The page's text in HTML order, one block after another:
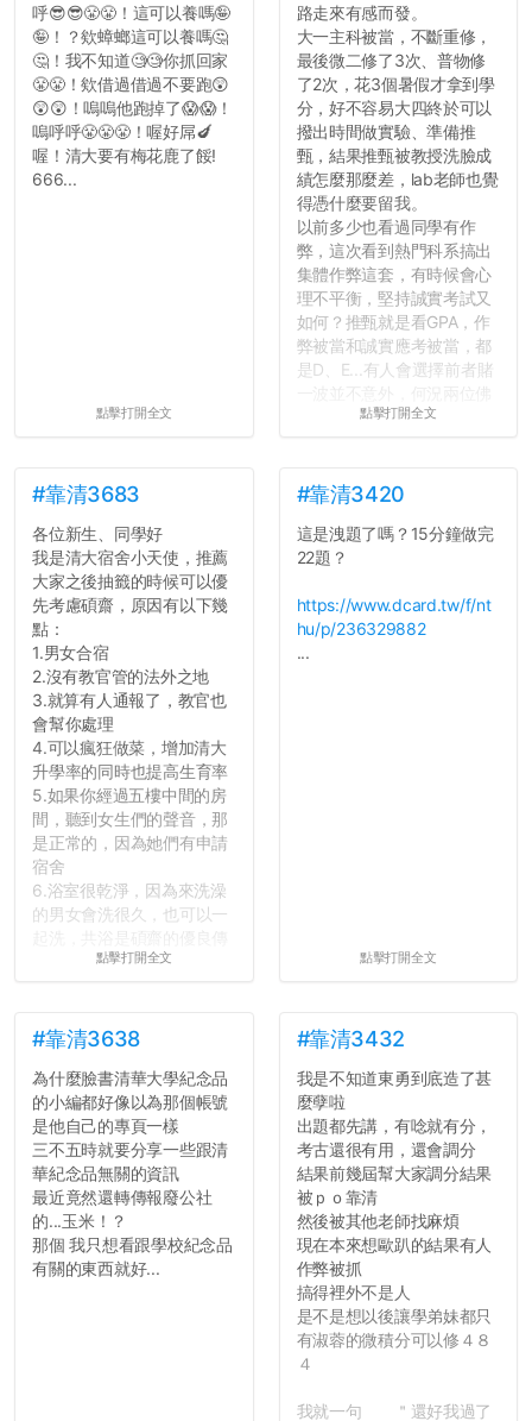
呼😎😎😤😤！這可以養嗎🤪
🤪！？欸蟑螂這可以養嗎🤔
🤔！我不知道🧐🧐你抓回家
😤😤！欸借過借過不要跑😲
😲😲！嗚嗚他跑掉了😱😱！
嗚呼呼😤😤😤！喔好屌🍆
喔！清大要有梅花鹿了餒!
666...
點擊打開全文
路走來有感而發。
大一主科被當，不斷重修，
最後微二修了3次、普物修
了2次，花3個暑假才拿到學
分，好不容易大四終於可以
撥出時間做實驗、準備推
甄，結果推甄被教授洗臉成
績怎麼那麼差，lab老師也覺
得憑什麼要留我。
以前多少也看過同學有作
弊，這次看到熱門科系搞出
集體作弊這套，有時候會心
理不平衡，堅持誠實考試又
如何？推甄就是看GPA，作
弊被當和誠實應考被當，都
是D、E...有人會選擇前者賭
心教授看起來要輕輕放下
長作弊的風氣。
反正老人我明天就要搬離新
竹，之後如何發展與我無
吧XD，祝學弟妹們修課順利
~~...
點擊打開全文
#靠清3683
各位新生、同學好
我是清大宿舍小天使，推薦
大家之後抽籤的時候可以優
先考慮碩齋，原因有以下幾
點：
1.男女合宿
2.沒有教官管的法外之地
3.就算有人通報了，教官也
會幫你處理
4.可以瘋狂做菜，增加清大
升學率的同時也提高生育率
5.如果你經過五樓中間的房
間，聽到女生們的聲音，那
是正常的，因為她們有申請
宿舍
6.浴室很乾淨，因為來洗澡
的男女會洗很久，也可以一
舍房間，都歡迎留言讓我知
道...
點擊打開全文
#靠清3420
這是洩題了嗎？15分鐘做完
22題？
https://www.dcard.tw/f/nt
hu/p/236329882
...
點擊打開全文
#靠清3638
為什麼臉書清華大學紀念品
的小編都好像以為那個帳號
是他自己的專頁一樣
三不五時就要分享一些跟清
華紀念品無關的資訊
最近竟然還轉傳報廢公社
的...玉米！？
那個 我只想看跟學校紀念品
有關的東西就好...
#靠清3432
我是不知道東勇到底造了甚
麼孽啦
出題都先講，有唸就有分，
考古還很有用，還會調分
結果前幾屆幫大家調分結果
被ｐｏ靠清
然後被其他老師找麻煩
現在本來想歐趴的結果有人
作弊被抓
搞得裡外不是人
是不是想以後讓學弟妹都只
有淑蓉的微積分可以修４８
４
我就一句 ＂還好我過了